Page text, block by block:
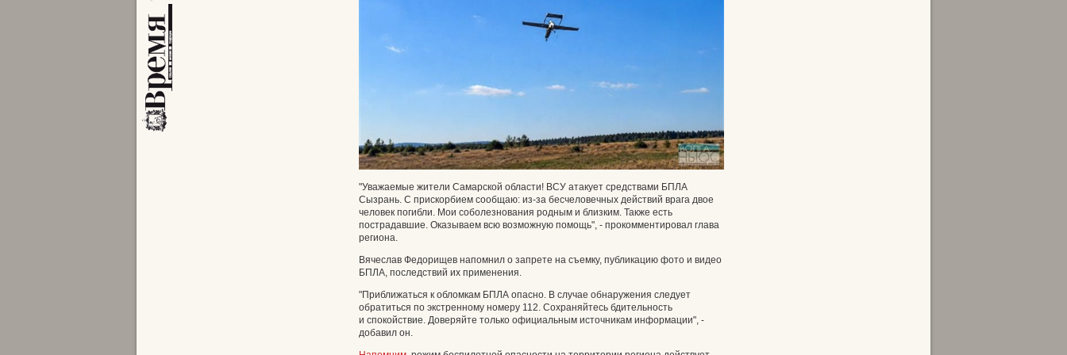
"Уважаемые жители Самарской области! ВСУ атакует средствами БПЛА
Сызрань. С прискорбием сообщаю: из‑за бесчеловечных действий врага двое
человек погибли. Мои соболезнования родным и близким. Также есть
пострадавшие. Оказываем всю возможную помощь", - прокомментировал глава
региона.
Вячеслав Федорищев напомнил о запрете на съемку, публикацию фото и видео
БПЛА, последствий их применения.
"Приближаться к обломкам БПЛА опасно. В случае обнаружения следует
обратиться по экстренному номеру 112. Сохраняйтесь бдительность
и спокойствие. Доверяйте только официальным источникам информации", -
добавил он.